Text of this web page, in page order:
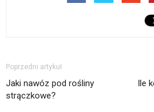
Poprzedni artykuł
Jaki nawóz pod rośliny
strączkowe?
Ile